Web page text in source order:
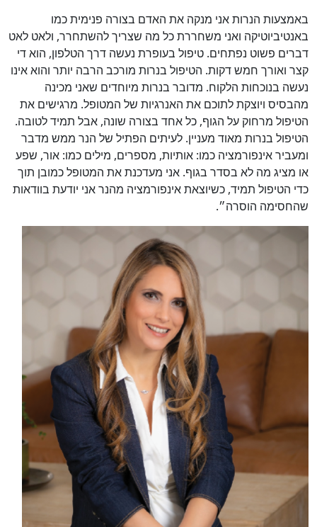
באמצעות הנרות אני מנקה את האדם בצורה פנימית כמו
באנטיביוטיקה ואני משחררת כל מה שצריך להשתחרר, ולאט לאט
דברים פשוט נפתחים. טיפול בעופרת נעשה דרך הטלפון, הוא די
קצר ואורך חמש דקות. הטיפול בנרות מורכב הרבה יותר והוא אינו
נעשה בנוכחות הלקוח. מדובר בנרות מיוחדים שאני מכינה
מהבסיס ויוצקת לתוכם את האנרגיות של המטופל. מרגישים את
הטיפול מרחוק על הגוף, כל אחד בצורה שונה, אבל תמיד לטובה.
הטיפול בנרות מאוד מעניין. לעיתים הפתיל של הנר ממש מדבר
ומעביר אינפורמציה כמו: אותיות, מספרים, מילים כמו: אור, שפע
או מציג מה לא בסדר בגוף. אני מעדכנת את המטופל כמובן תוך
כדי הטיפול תמיד, כשיוצאת אינפורמציה מהנר אני יודעת בוודאות
שהחסימה הוסרה״.